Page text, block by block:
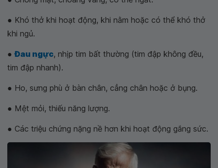
● Khó thở khi hoạt động, khi nằm hoặc có thể khó thở
khi ngủ.
●Đau ngực, nhịp tim bất thường (tim đập không đều,
tim đập nhanh).
● Ho, sưng phù ở bàn chân, cẳng chân hoặc ở bụng.
● Mệt mỏi, thiếu năng lượng.
● Các triệu chứng nặng nề hơn khi hoạt động gắng sức.